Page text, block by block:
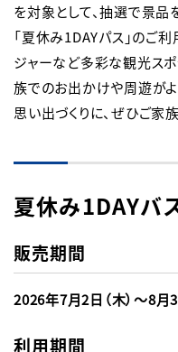
を対象として、抽選で景品
「夏休み1DAYパス」のご
ジャーなど多彩な観光ス
族でのお出かけや周遊が
思い出づくりに、ぜひご家
夏休み1DAYバ
販売期間
2026年7月2日（木）～8月
利用期間